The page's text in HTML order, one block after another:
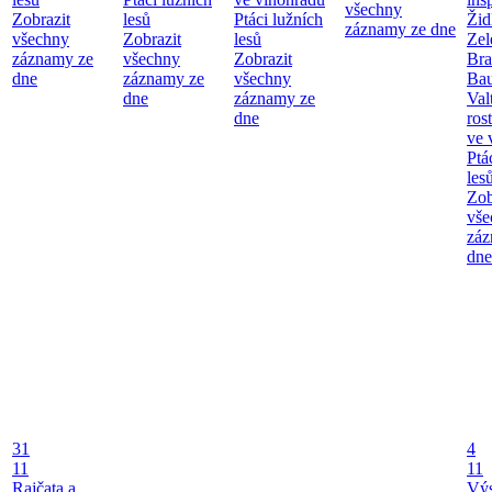
Zobrazit
všechny
záznamy ze
dne
lesů
Zobrazit
všechny
záznamy ze
dne
Ptáci lužních
lesů
Zobrazit
všechny
záznamy ze
dne
všechny
záznamy ze dne
ve
dne
31
11
Rajčata a
4
11